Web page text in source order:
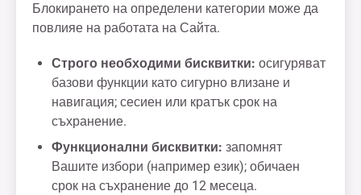
Блокирането на определени категории може да
повлияе на работата на Сайта.
Строго необходими бисквитки: осигуряват
базови функции като сигурно влизане и
навигация; сесиен или кратък срок на
съхранение.
Функционални бисквитки: запомнят
Вашите избори (например език); обичаен
срок на съхранение до 12 месеца.